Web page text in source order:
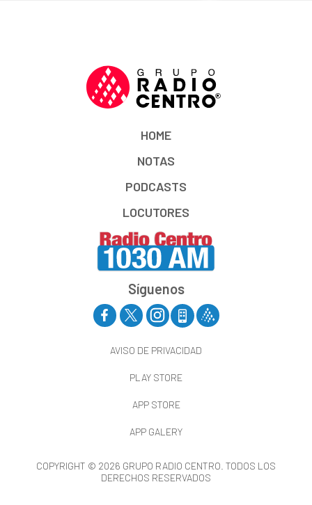
HOME
NOTAS
PODCASTS
LOCUTORES
Síguenos
AVISO DE PRIVACIDAD
PLAY STORE
APP STORE
APP GALERY
COPYRIGHT © 2026 GRUPO RADIO CENTRO. TODOS LOS
DERECHOS RESERVADOS